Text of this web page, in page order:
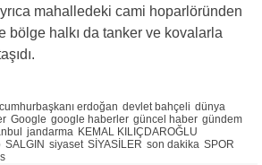
mahalledeki cami hoparlöründen
bölge halkı da tanker ve kovalarla
cumhurbaşkanı erdoğan devlet bahçeli dünya
Google google haberler güncel haber gündem
jandarma KEMAL KILIÇDAROĞLU
SALGIN siyaset SİYASİLER son dakika SPOR